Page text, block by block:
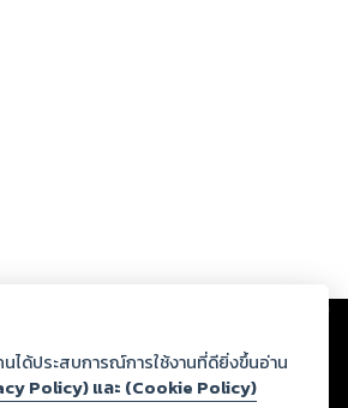
ลดผ่านเว็บไซต์และปรากฏว่าละเมิดสิทธิใน
อื่นหรือขัดต่อกฎหมายและศีลธรรม ดังนั้น ผู้อ่าน
การกลั่นกรองด้วยตนเอง และหากท่านพบว่าส่วน
นได้ประสบการณ์การใช้งานที่ดียิ่งขึ้นอ่าน
Policy) และ (Cookie Policy)